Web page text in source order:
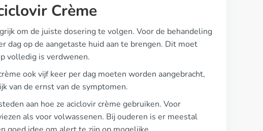
Crème
om de juiste dosering te volgen. Voor de behandeling
dag op de aangetaste huid aan te brengen. Dit moet
volledig is verdwenen.
ook vijf keer per dag moeten worden aangebracht,
van de ernst van de symptomen.
aan hoe ze aciclovir crème gebruiken. Voor
als voor volwassenen. Bij ouderen is er meestal